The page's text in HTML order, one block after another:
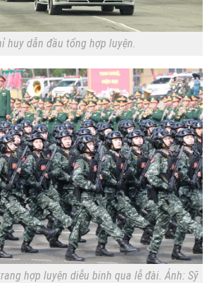
huy dẫn đầu tổng hợp luyện.
hợp luyện diễu binh qua lễ đài. Ảnh: Sỹ